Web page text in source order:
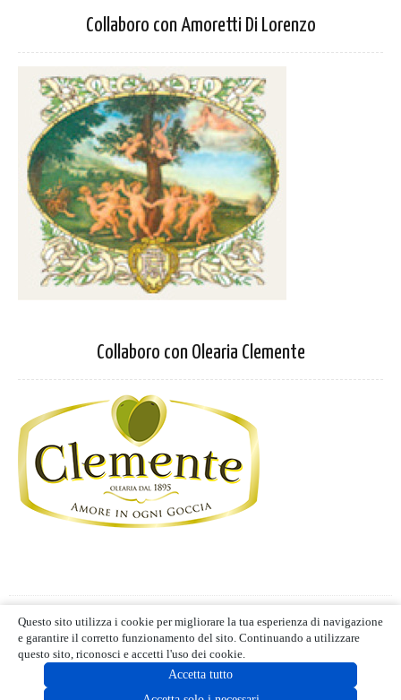
Collaboro con Amoretti Di Lorenzo
Collaboro con Olearia Clemente
Termini d'uso- Blog editoriale
MIND CUCINA E GUSTO | ALL RIGHTS RESERVED | © 2021
Questo sito utilizza i cookie per migliorare la tua esperienza di navigazione
e garantire il corretto funzionamento del sito. Continuando a utilizzare
questo sito, riconosci e accetti l'uso dei cookie.
Accetta tutto